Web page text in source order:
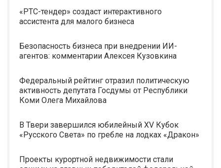
«РТС-тендер» создаст интерактивного
ассистента для малого бизнеса
Безопасность бизнеса при внедрении ИИ-
агентов: комментарии Алексея Кузовкина
Федеральный рейтинг отразил политическую
активность депутата Госдумы от Республики
Коми Олега Михайлова
В Твери завершился юбилейный XV Кубок
«Русского Света» по гребле на лодках «Дракон»
Проекты курортной недвижимости стали